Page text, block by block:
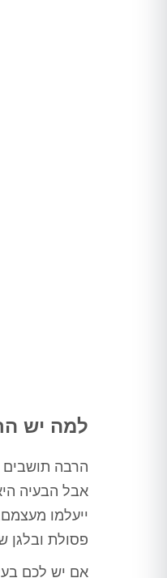
למה יש
הרבה תושבים
אבל הבעיה
ייעלמו
פסולת ובלגן
מתאימה, לאחר
את העבודה,
שמתרוצצות
חולדה שמחכה
הציל אותנו
תודה ערן,